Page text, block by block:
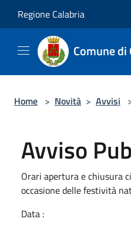
Regione Calabria
Comune di
Home > Novità > Avvisi
Avviso
Orari apertura e chiusura
occasione delle festività
Data :